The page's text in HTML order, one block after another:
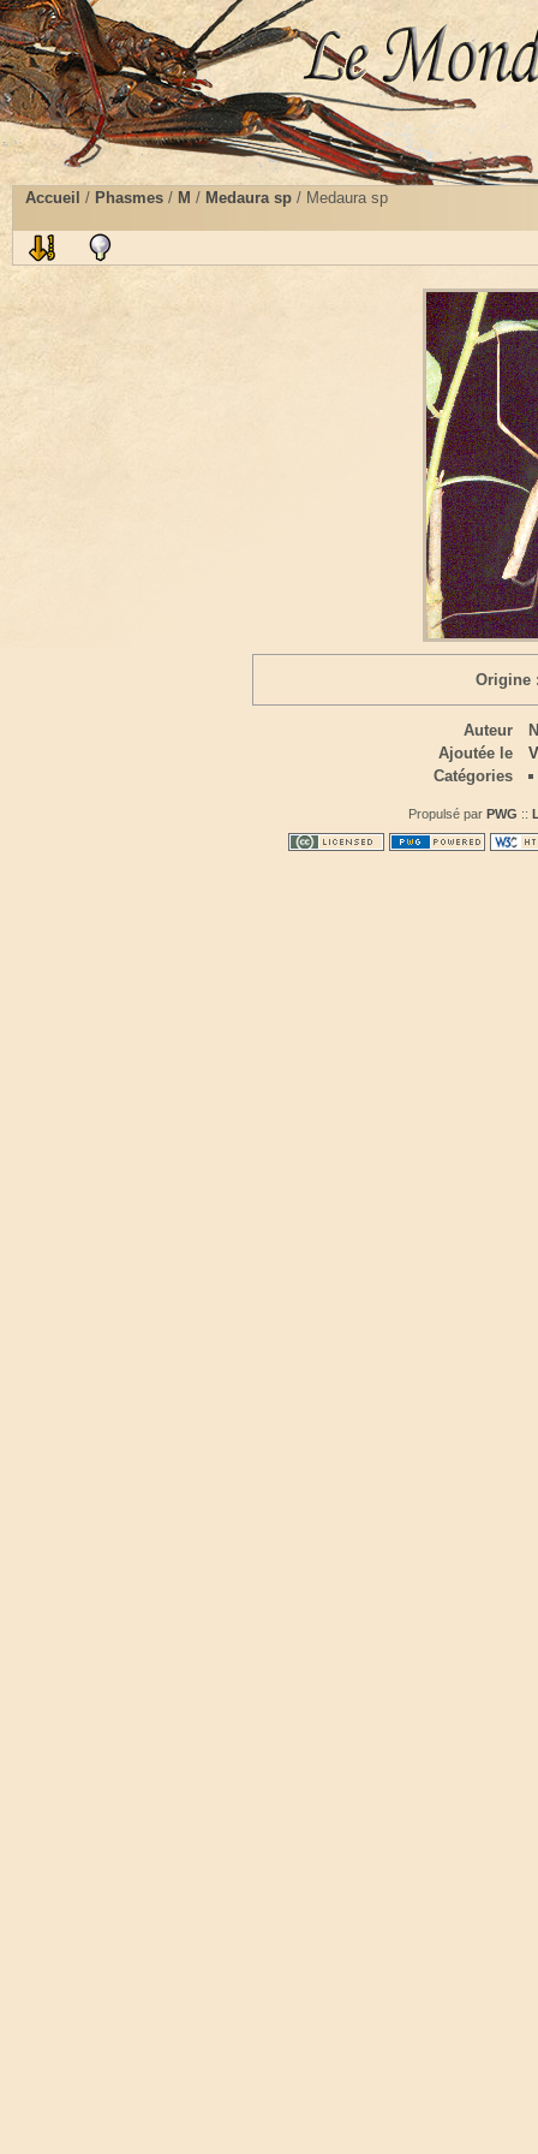
Accueil / Phasmes / M / Medaura sp / Medaura sp
Origine
Auteur
Ajoutée le
Catégories
Propulsé par PWG ::